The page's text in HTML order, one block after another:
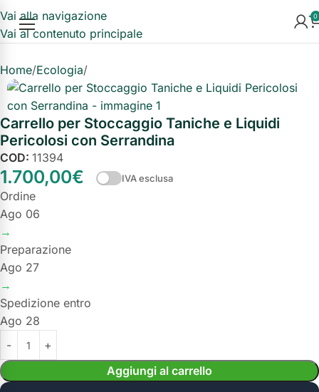
Vai alla navigazione
Vai al contenuto principale
0
Home Ecologia
Carrello per Stoccaggio Taniche e Liquidi
Pericolosi con Serrandina
COD: 11394
1.700,00€ IVA esclusa
Ordine
Ago 06
→
Preparazione
Ago 27
→
Spedizione entro
Ago 28
Aggiungi al carrello